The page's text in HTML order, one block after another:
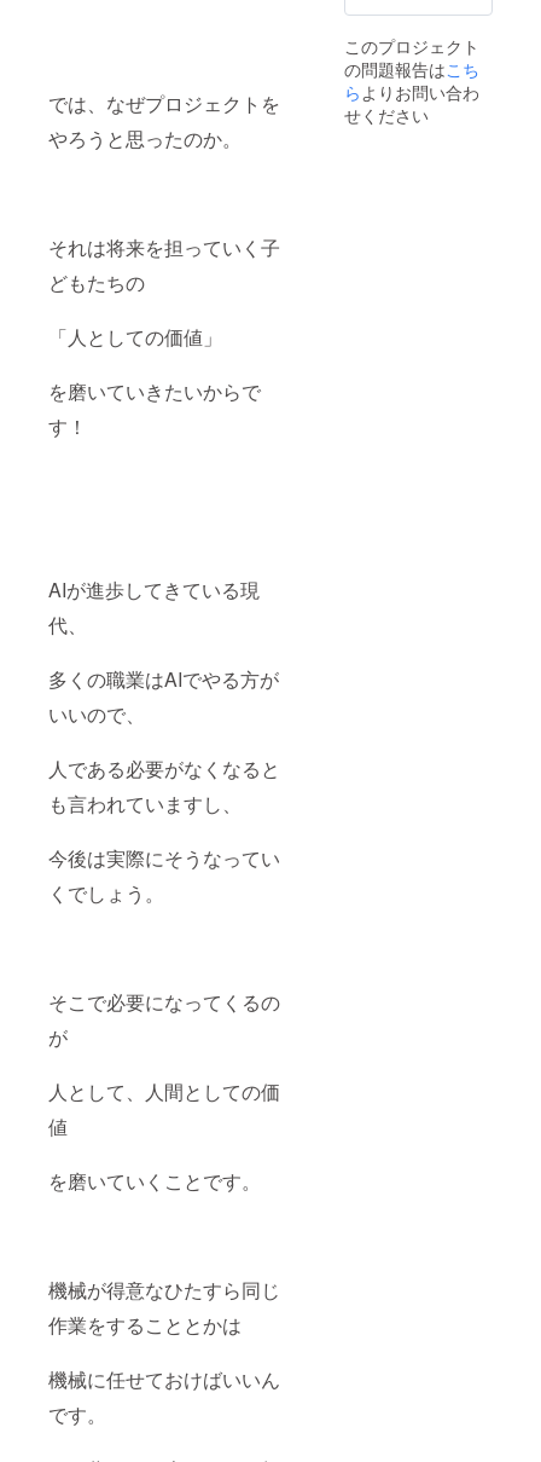
では、なぜプロジェクトを
やろうと思ったのか。
それは将来を担っていく子
どもたちの
「人としての価値」
を磨いていきたいからで
す！
AIが進歩してきている現
代、
多くの職業はAIでやる方が
いいので、
人である必要がなくなると
も言われていますし、
今後は実際にそうなってい
くでしょう。
そこで必要になってくるの
が
人として、人間としての価
値
を磨いていくことです。
機械が得意なひたすら同じ
作業をすることとかは
機械に任せておけばいいん
です。
このプロジェクト
の問題報告はこち
らよりお問い合わ
せください